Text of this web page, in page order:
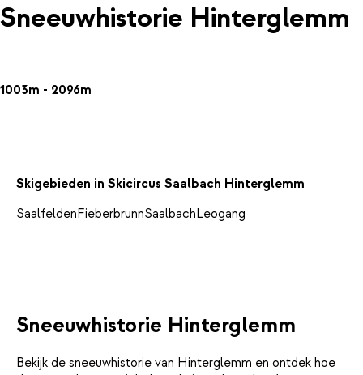
Sneeuwhistorie Hinterglemm
1003m - 2096m
Skigebieden in Skicircus Saalbach Hinterglemm
SaalfeldenFieberbrunnSaalbachLeogang
Sneeuwhistorie Hinterglemm
Bekijk de sneeuwhistorie van Hinterglemm en ontdek hoe